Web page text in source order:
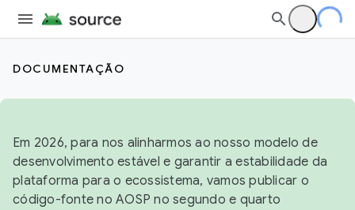
DOCUMENTAÇÃO
Em 2026, para nos alinharmos ao nosso modelo de
desenvolvimento estável e garantir a estabilidade da
plataforma para o ecossistema, vamos publicar o
código-fonte no AOSP no segundo e quarto